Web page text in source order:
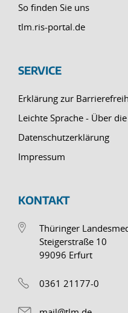
So finden Sie uns
tlm.ris-portal.de
SERVICE
Erklärung zur
Leichte Sprache - Über die
Datenschutzerklärung
Impressum
KONTAKT
Thüringer
Steigerstraße 10
99096 Erfurt
0361 21177-0